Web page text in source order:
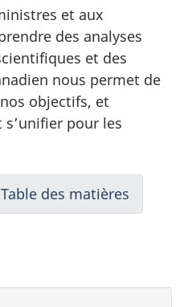
et aux
des analyses
et des
nous permet de
objectifs, et
pour les
Table des matières